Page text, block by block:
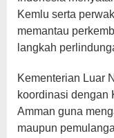
Kemlu serta
memantau
langkah
Kementerian Luar
koordinasi dengan
Amman guna
maupun